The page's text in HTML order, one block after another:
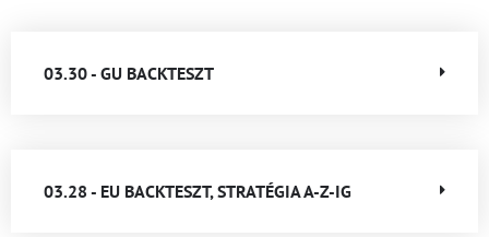
03.30 - GU BACKTESZT
03.28 - EU BACKTESZT, STRATÉGIA A-Z-IG